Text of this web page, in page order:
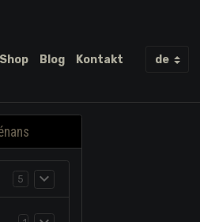
Shop Blog Kontakt
5